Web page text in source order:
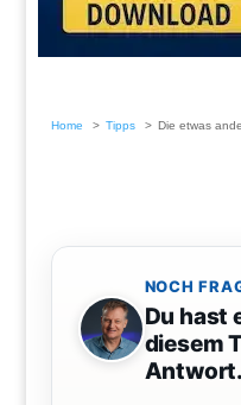
Home Tipps Die etwas
NOCH
Du hast
diesem
Antwort.